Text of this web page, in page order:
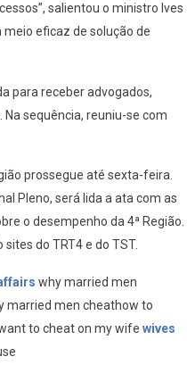
salientou o ministro Ives
eficaz de solução de
para receber advogados,
sequência, reuniu-se com
prossegue até sexta-feira.
Pleno, será lida a ata com as
o desempenho da 4ª Região.
do TRT4 e do TST.
why married men
married men cheathow to
to cheat on my wife wives